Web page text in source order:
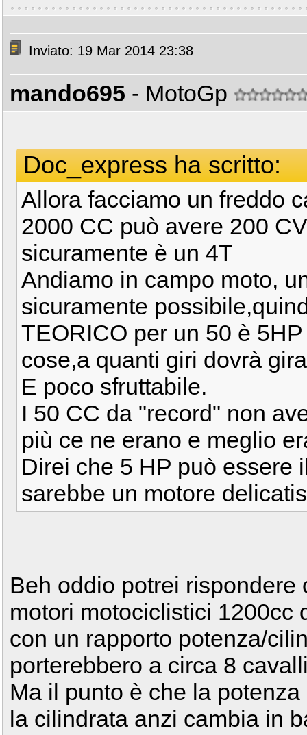
Inviato: 19 Mar 2014 23:38
mando695 - MotoGp
Doc_express ha scritto:
Allora facciamo un freddo
2000 CC può avere 200
sicuramente è un 4T
Andiamo in campo moto,
sicuramente
TEORICO per un 50 è
cose,a quanti giri dovrà
E poco sfruttabile.
I 50 CC da "record" non
più ce ne erano e meglio
Direi che 5 HP può essere
sarebbe un motore
Beh oddio potrei
motori motociclistici 1200cc
con un rapporto potenza/
porterebbero a circa 8
Ma il punto è che la
la cilindrata anzi cambia in